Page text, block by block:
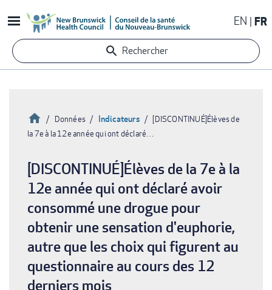
au
contenu
principal
EN FR
Rechercher
d'Ariane
Accueil
Données Indicateurs
[DISCONTINUÉ]Élèves de
la 7e à la 12e année qui ont déclaré…
[DISCONTINUÉ]Élèves de la 7e à la
12e année qui ont déclaré avoir
consommé une drogue pour
obtenir une sensation d'euphorie,
autre que les choix qui figurent au
questionnaire au cours des 12
derniers mois